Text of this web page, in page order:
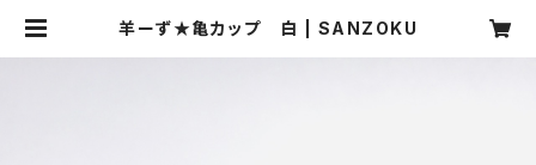
羊ーず★亀カップ 白 | SANZOKU